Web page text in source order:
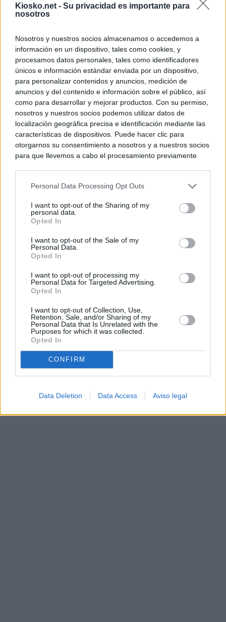
Kiosko.net - Su privacidad es importante para
nosotros
Nosotros y nuestros socios almacenamos o accedemos a
información en un dispositivo, tales como cookies, y
procesamos datos personales, tales como identificadores
únicos e información estándar enviada por un dispositivo,
para personalizar contenidos y anuncios, medición de
anuncios y del contenido e información sobre el público, así
como para desarrollar y mejorar productos. Con su permiso,
nosotros y nuestros socios podemos utilizar datos de
localización geográfica precisa e identificación mediante las
características de dispositivos. Puede hacer clic para
otorgarnos su consentimiento a nosotros y a nuestros socios
para que llevemos a cabo el procesamiento previamente
negar su consentimiento. Tenga en cuenta que algún
de su consentimiento, pero usted tiene el derecho de
rechazar tal procesamiento. Sus preferencias se aplicarán
cualquier momento entrando de nuevo en este sitio web o
visitando nuestra política de privacidad.
Personal Data Processing Opt Outs
I want to opt-out of the Sharing of my
personal data.
Opted In
I want to opt-out of the Sale of my
Personal Data.
Opted In
I want to opt-out of processing my
Personal Data for Targeted Advertising.
Opted In
I want to opt-out of Collection, Use,
Retention, Sale, and/or Sharing of my
Personal Data that Is Unrelated with the
Purposes for which it was collected.
Opted In
CONFIRM
Data Deletion Data Access Aviso legal